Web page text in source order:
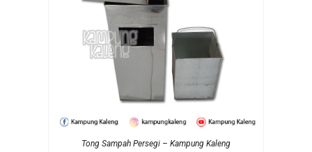
Tong Sampah Persegi – Kampung Kaleng